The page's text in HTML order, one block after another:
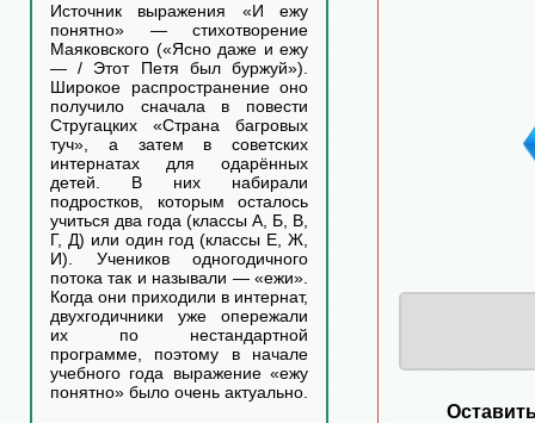
Источник выражения «И ежу
понятно» — стихотворение
Маяковского («Ясно даже и ежу
— / Этот Петя был буржуй»).
Широкое распространение оно
получило сначала в повести
Стругацких «Страна багровых
туч», а затем в советских
интернатах для одарённых
детей. В них набирали
подростков, которым осталось
учиться два года (классы А, Б, В,
Г, Д) или один год (классы Е, Ж,
И). Учеников одногодичного
потока так и называли — «ежи».
Когда они приходили в интернат,
двухгодичники уже опережали
их по нестандартной
программе, поэтому в начале
учебного года выражение «ежу
понятно» было очень актуально.